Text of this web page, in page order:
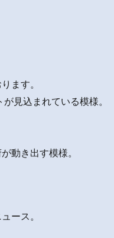
ます。
見込まれている模様。
動き出す模様。
ース。